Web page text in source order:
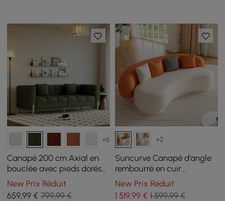
+6
Canapé 200 cm Axial en
bouclée avec pieds dorés
et coussins
New Prix Réduit
659,99 € 799,99 €
+2
Suncurve Canapé d'angle
rembourré en cuir
performance de 211 cm
avec oreillers
New Prix Réduit
1 519,99€ 1 599,99 €